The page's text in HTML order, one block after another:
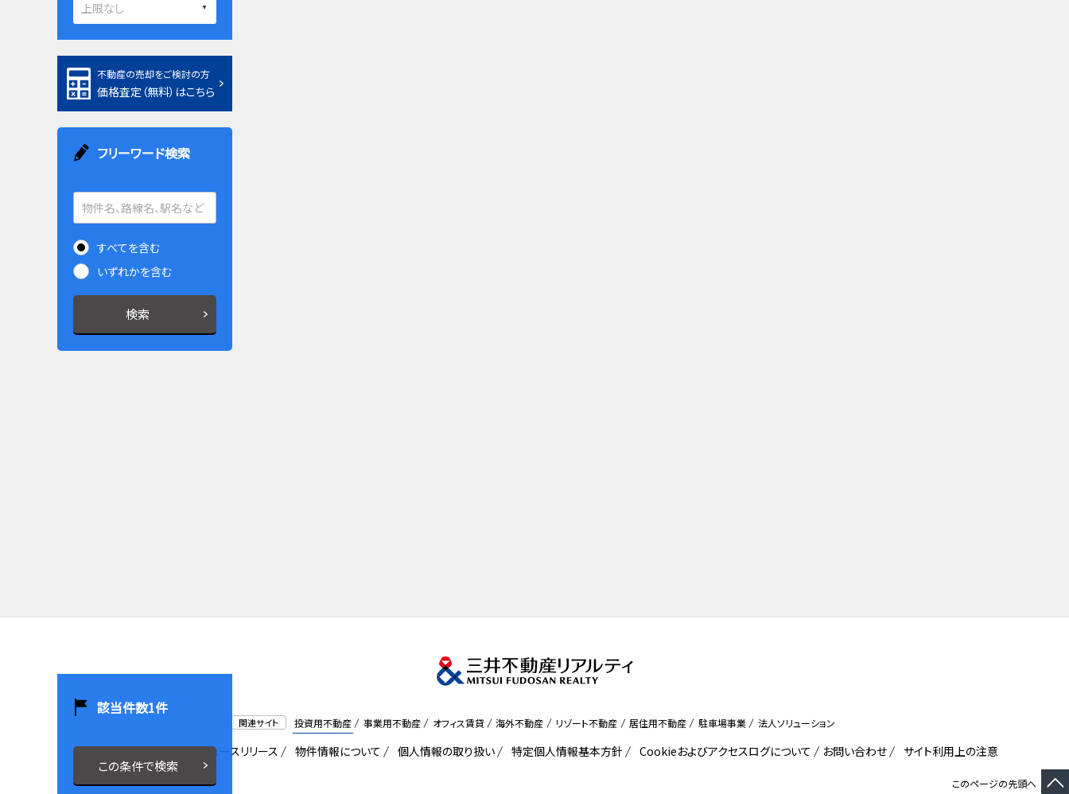
該当件数1件
この条件で検索
不動産の売却をご検討の方
価格査定（無料）はこちら
フリーワード検索
すべてを含む
いずれかを含む
検索
このページの先頭へ
関連サイト 投資用不動産 事業用不動産 オフィス賃貸 海外不動産 リゾート不動産 居住用不動産 駐車場事業 法人ソリューション
会社概要 採用情報 ニュースリリース 物件情報について 個人情報の取り扱い 特定個人情報基本方針 Cookieおよびアクセスログについて お問い合わせ サイト利用上の注意